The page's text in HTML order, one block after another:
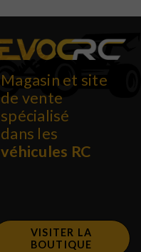
Magasin et site
de vente
spécialisé
dans les
véhicules RC
VISITER LA
BOUTIQUE